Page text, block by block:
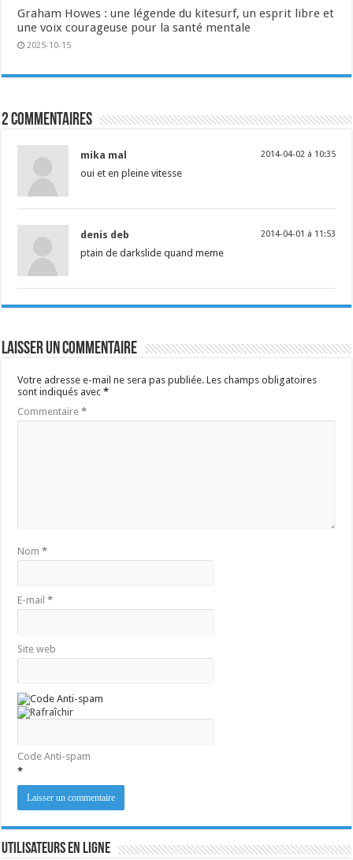
Graham Howes : une légende du kitesurf, un esprit libre et
une voix courageuse pour la santé mentale
2025-10-15
2 commentaires
mika mal 2014-04-02 à 10:35
oui et en pleine vitesse
denis deb 2014-04-01 à 11:53
ptain de darkslide quand meme
Laisser un commentaire
Votre adresse e-mail ne sera pas publiée. Les champs obligatoires
sont indiqués avec*
Commentaire*
Nom*
E-mail*
Site web
Code Anti-spam
*
Utilisateurs en ligne